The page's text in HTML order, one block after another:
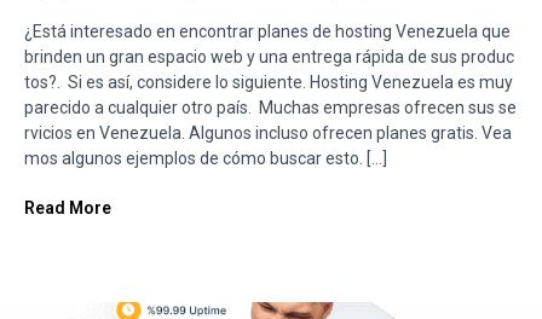
¿Está interesado en encontrar planes de hosting Venezuela que
brinden un gran espacio web y una entrega rápida de sus produc
tos?. Si es así, considere lo siguiente. Hosting Venezuela es muy
parecido a cualquier otro país. Muchas empresas ofrecen sus se
rvicios en Venezuela. Algunos incluso ofrecen planes gratis. Vea
mos algunos ejemplos de cómo buscar esto. […]
Read More